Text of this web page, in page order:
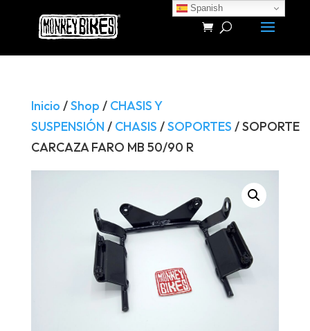
Búsqueda
productos
Inicio /Shop / CHASIS Y
SUSPENSIÓN / CHASIS /SOPORTES / SOPORTE
CARCAZA FARO MB 50/90 R
Spanish